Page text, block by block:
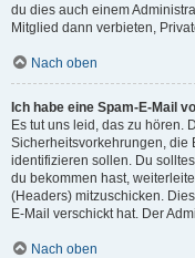
du dies auch einem
Mitglied dann verbieten,
Nach oben
Ich habe eine Spam-E-Mail
Es tut uns leid, das zu hören.
Sicherheitsvorkehrungen, die
identifizieren sollen. Du
du bekommen hast,
(Headers) mitzuschicken.
E-Mail verschickt hat. Der
Nach oben